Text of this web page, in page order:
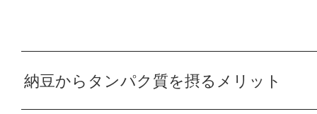
納豆からタンパク質を摂るメリット